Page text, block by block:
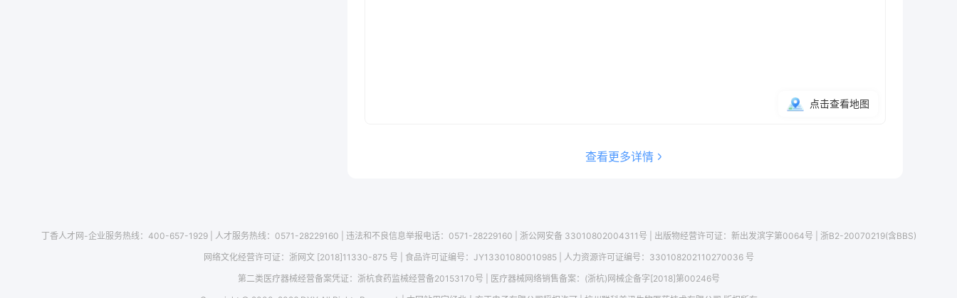
点击查看地图
查看更多详情
丁香人才网-企业服务热线：400-657-1929| 人才服务热线：0571-28229160 违法和不良信息举报电话：0571-28229160 浙公网安备 33010802004311号 | 出版物经营许可证： 新出发滨字第0064号
浙B2-20070219(含BBS)
网络文化经营许可证： 浙网文 [2018]11330-875 号 | 食品许可证编号： JY13301080010985| 人力资源许可证编号： 330108202110270036 号
第二类医疗器械经营备案凭证：浙杭食药监械经营备20153170号 | 医疗器械网络销售备案：(浙杭)网械企备字[2018]第00246号